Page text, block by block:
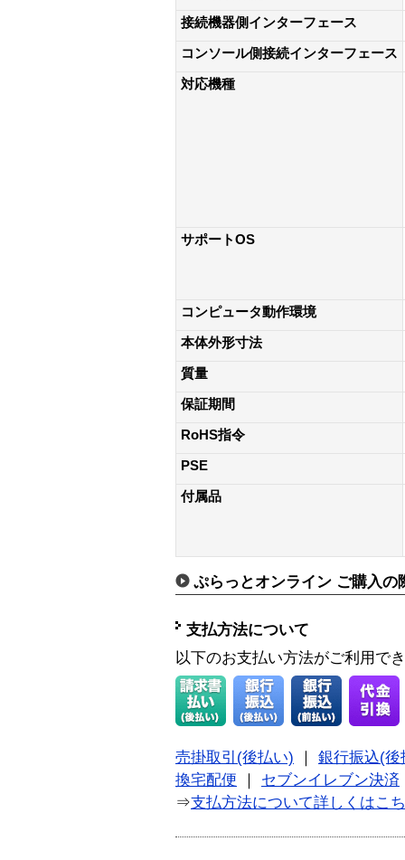
接続機器側インターフェース
コンソール側接続インターフェース
対応機種
サポートOS
コンピュータ動作環境
本体外形寸法
質量
保証期間
RoHS指令
PSE
付属品
ぷらっとオンライン ご購入の
支払方法について
以下のお支払い方法がご利用で
売掛取引(後払い)
銀行振込(後
換宅配便
セブンイレブン決済
⇒支払方法について詳しくはこ